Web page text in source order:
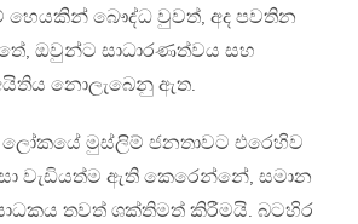
හෙයකින් බෞද්ධ වුවත්, අද පවතින
ඔවුන්ට සාධාරණත්වය සහ
නොලැබෙනු ඇත.
මුස්ලිම් ජනතාවට එරෙහිව
වැඩියත්ම ඇති කෙරෙන්නේ, සමාන
තවත් ශක්තිමත් කිරීමයි. බටහිර